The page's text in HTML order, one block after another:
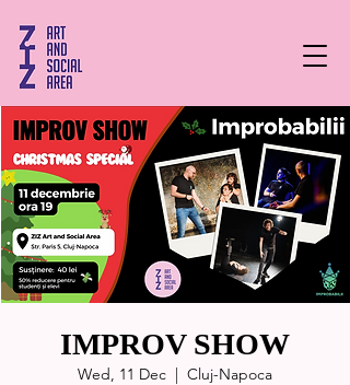
IMPROV SHOW
Wed, 11 Dec
  |
Cluj-Napoca